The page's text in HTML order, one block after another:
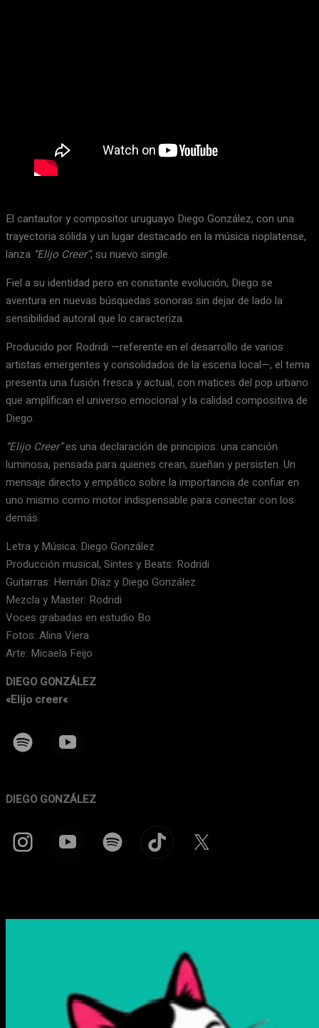
El cantautor y compositor uruguayo Diego González, con una
trayectoria sólida y un lugar destacado en la música rioplatense,
lanza “Elijo Creer”, su nuevo single.
Fiel a su identidad pero en constante evolución, Diego se
aventura en nuevas búsquedas sonoras sin dejar de lado la
sensibilidad autoral que lo caracteriza.
Producido por Rodridi —referente en el desarrollo de varios
artistas emergentes y consolidados de la escena local—, el tema
presenta una fusión fresca y actual, con matices del pop urbano
que amplifican el universo emocional y la calidad compositiva de
Diego.
“Elijo Creer”es una declaración de principios: una canción
luminosa, pensada para quienes crean, sueñan y persisten. Un
mensaje directo y empático sobre la importancia de confiar en
uno mismo como motor indispensable para conectar con los
demás.
Letra y Música: Diego González
Producción musical, Sintes y Beats: Rodridi
Guitarras: Hernán Díaz y Diego González
Mezcla y Master: Rodridi
Voces grabadas en estudio Bo
Fotos: Alina Viera
Arte: Micaela Feijo
DIEGO GONZÁLEZ
«Elijo creer«
DIEGO GONZÁLEZ